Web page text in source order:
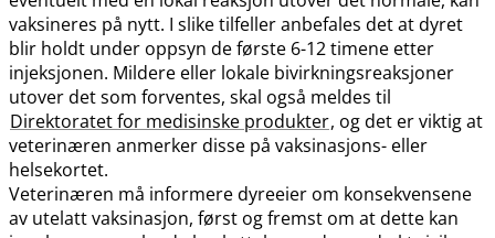
vaksineres på nytt. I slike tilfeller anbefales det at dyret
blir holdt under oppsyn de første 6-12 timene etter
injeksjonen. Mildere eller lokale bivirkningsreaksjoner
utover det som forventes, skal også meldes til
Direktoratet for medisinske produkter, og det er viktig at
veterinæren anmerker disse på vaksinasjons- eller
helsekortet.
Veterinæren må informere dyreeier om konsekvensene
av utelatt vaksinasjon, først og fremst om at dette kan